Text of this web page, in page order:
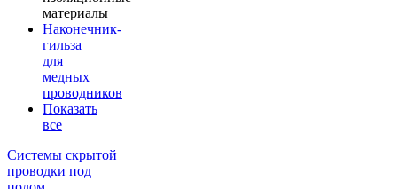
материалы
Наконечник-
гильза
для
медных
проводников
Показать
все
Системы скрытой
проводки под